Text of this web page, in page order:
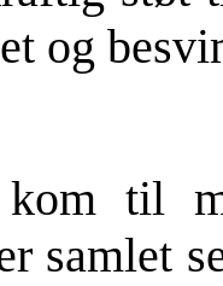
og
til
samlet